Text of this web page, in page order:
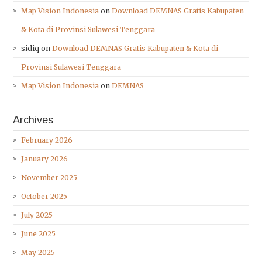
Map Vision Indonesia onDownload DEMNAS Gratis Kabupaten
& Kota di Provinsi Sulawesi Tenggara
sidiq onDownload DEMNAS Gratis Kabupaten & Kota di
Provinsi Sulawesi Tenggara
Map Vision Indonesia onDEMNAS
Archives
February 2026
January 2026
November 2025
October 2025
July 2025
June 2025
May 2025